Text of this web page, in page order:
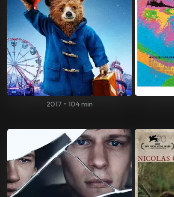
2017 • 104 min